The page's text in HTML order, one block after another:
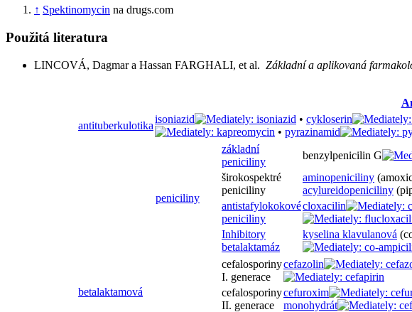
↑ Spektinomycin na drugs.com
Použitá literatura
LINCOVÁ, Dagmar a Hassan FARGHALI, et al. Základní a aplikovaná
antituberkulotika
isoniazid • cykloserin
• pyrazinamid
betalaktamová
peniciliny
základní
peniciliny
benzylpenicilin G
širokospektré
peniciliny
aminopeniciliny
acylureidopeniciliny
antistafylokokové
peniciliny
cloxacilin
Inhibitory
betalaktamáz
kyselina klavulanová
cefalosporiny
I. generace
cefazolin
cefalosporiny
II. generace
cefuroxim
monohydrát